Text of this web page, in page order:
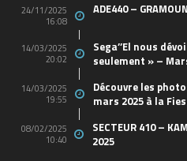
24/11/2025
16:08
ADE440 –
14/03/2025
20:02
Sega’’El nous
seulement » –
14/03/2025
19:55
Découvre les
mars 2025 à la
08/02/2025
10:40
SECTEUR 410 –
2025